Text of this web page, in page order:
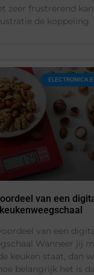
zeer frustrerend
de koppeling
ELECTRONICA
van een
keukenweegschaal
van een
Wanneer jij
keuken staat, dan
belangrijk het is